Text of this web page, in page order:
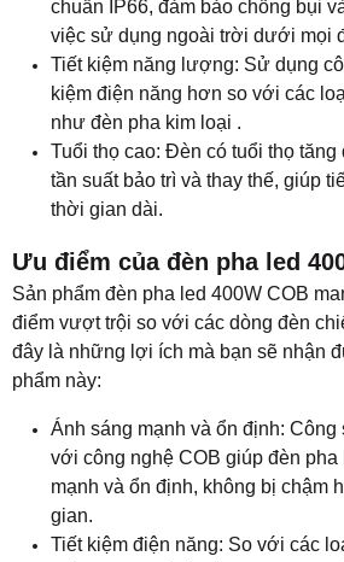
chuẩn IP66, đảm bảo chống bụi
việc sử dụng ngoài trời dưới mọi
Tiết kiệm năng lượng: Sử dụng
kiệm điện năng hơn so với các
như đèn pha kim loại .
Tuổi thọ cao: Đèn có tuổi thọ
tần suất bảo trì và thay thế, giúp
thời gian dài.
Ưu điểm của đèn pha led
Sản phẩm đèn pha led 400W COB
điểm vượt trội so với các dòng đèn
đây là những lợi ích mà bạn sẽ nhận
phẩm này:
Ánh sáng mạnh và ổn định:
với công nghệ COB giúp đèn pha
mạnh và ổn định, không bị chậm
gian.
Tiết kiệm điện năng: So với các